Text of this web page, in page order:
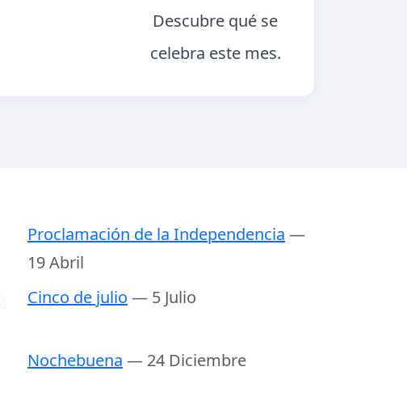
Descubre qué se
celebra este mes.
Proclamación de la Independencia —
19 Abril
Cinco de julio — 5 Julio
Nochebuena — 24 Diciembre